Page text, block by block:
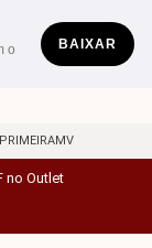
o
BAIXAR
no Outlet